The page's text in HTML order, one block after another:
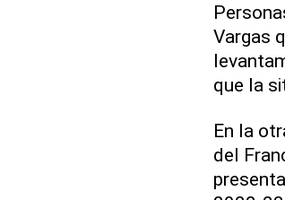
Vargas
que la
En la
del